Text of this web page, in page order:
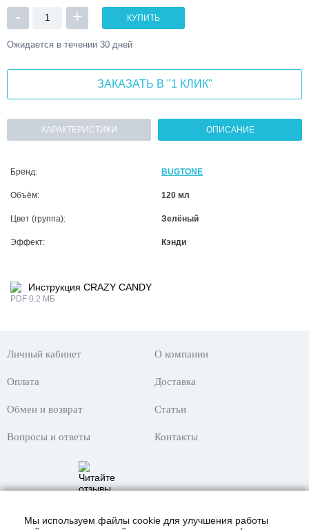
- + КУПИТЬ
Ожидается в течении 30 дней
ЗАКАЗАТЬ В "1 КЛИК"
ХАРАКТЕРИСТИКИ ОПИСАНИЕ
Бренд: BUGTONE
Объём: 120 мл
Цвет (группа): Зелёный
Эффект: Кэнди
Инструкция CRAZY CANDY
PDF 0.2 МБ
Личный кабинет О компании
Оплата Доставка
Обмен и возврат Статьи
Вопросы и ответы Контакты
Мы используем файлы cookie для улучшения работы